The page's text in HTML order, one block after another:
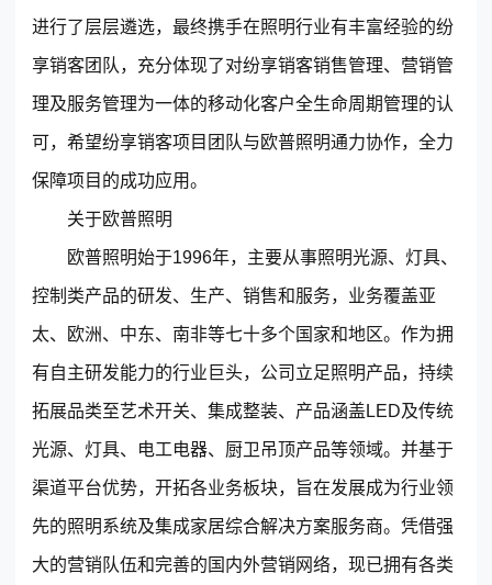
进行了层层遴选，最终携手在照明行业有丰富经验的纷
享销客团队，充分体现了对纷享销客销售管理、营销管
理及服务管理为一体的移动化客户全生命周期管理的认
可，希望纷享销客项目团队与欧普照明通力协作，全力
保障项目的成功应用。
关于欧普照明
欧普照明始于1996年，主要从事照明光源、灯具、
控制类产品的研发、生产、销售和服务，业务覆盖亚
太、欧洲、中东、南非等七十多个国家和地区。作为拥
有自主研发能力的行业巨头，公司立足照明产品，持续
拓展品类至艺术开关、集成整装、产品涵盖LED及传统
光源、灯具、电工电器、厨卫吊顶产品等领域。并基于
渠道平台优势，开拓各业务板块，旨在发展成为行业领
先的照明系统及集成家居综合解决方案服务商。凭借强
大的营销队伍和完善的国内外营销网络，现已拥有各类